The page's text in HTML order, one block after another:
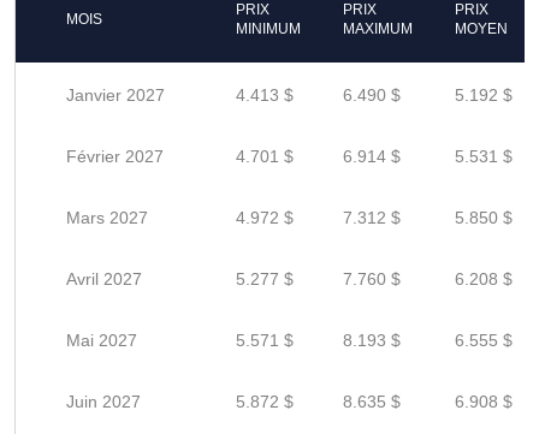
MOIS
PRIX
MINIMUM
PRIX
MAXIMUM
PRIX
MOYEN
Janvier 2027 4.413 $ 6.490 $ 5.192 $
Février 2027 4.701 $ 6.914 $ 5.531 $
Mars 2027 4.972 $ 7.312 $ 5.850 $
Avril 2027 5.277 $ 7.760 $ 6.208 $
Mai 2027 5.571 $ 8.193 $ 6.555 $
Juin 2027 5.872 $ 8.635 $ 6.908 $